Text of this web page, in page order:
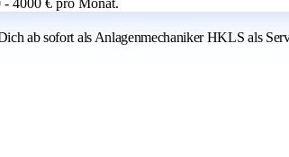
- 4000 € pro Monat.
ab sofort als Anlagenmechaniker HKLS als